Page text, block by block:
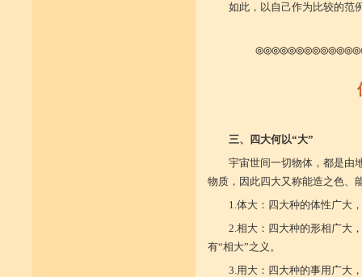
如此，以自己作为比较的范
三、四大何以“大”
宇宙世间一切物体，都是由
物质，因此四大又称能造之色、
1.体大：四大种的体性广大
2.相大：四大种的形相广大
有“相大”之义。
3.用大：四大种的事用广大